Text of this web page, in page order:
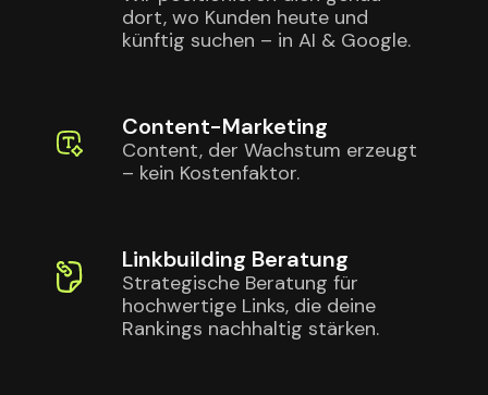
dort, wo Kunden heute und
künftig suchen – in AI & Google.
Content-Marketing
Content, der Wachstum erzeugt
– kein Kostenfaktor.
Linkbuilding Beratung
Strategische Beratung für
hochwertige Links, die deine
Rankings nachhaltig stärken.